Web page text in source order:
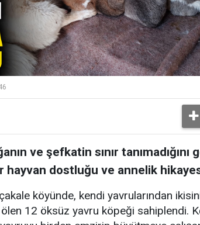
ve şefkatin sınır tanımadığını
hayvan dostluğu ve annelik
köyünde, kendi yavrularından
12 öksüz yavru köpeği sahiplendi.